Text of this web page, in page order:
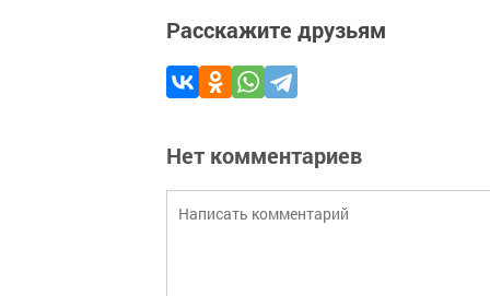
Расскажите друзьям
Нет комментариев